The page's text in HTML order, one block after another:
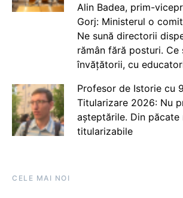
Alin Badea, prim-
Gorj: Ministerul o
Ne sună directorii
rămân fără posturi. Ce
învățătorii, cu
Profesor de Istorie cu
Titularizare 2026: Nu
așteptările. Din păcate
titularizabile
CELE MAI NOI